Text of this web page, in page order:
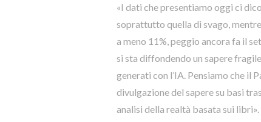
«I dati che presentiamo oggi ci
soprattutto quella di svago,
a meno 11%, peggio ancora fa il
si sta diffondendo un sapere
generati con l’IA. Pensiamo che il
divulgazione del sapere su basi
analisi della realtà basata sui libri».